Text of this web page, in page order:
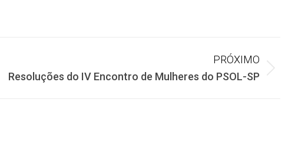
PRÓXIMO
Resoluções do IV Encontro de Mulheres do PSOL-SP